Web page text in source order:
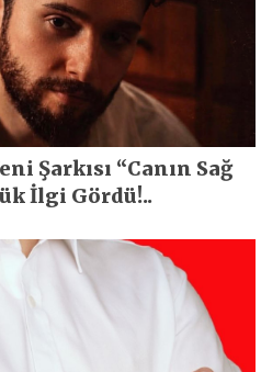
Şarkısı “Canın Sağ
İlgi Gördü!..